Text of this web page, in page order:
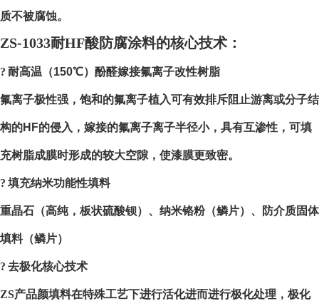
质不被腐蚀。
ZS-1033耐HF酸防腐涂料的核心技术：
? 耐高温（150℃）酚醛嫁接氟离子改性树脂
氟离子极性强，饱和的氟离子植入可有效排斥阻止游离或分子结
构的HF的侵入，嫁接的氟离子离子半径小，具有互渗性，可填
充树脂成膜时形成的较大空隙，使漆膜更致密。
? 填充纳米功能性填料
重晶石（高纯，板状硫酸钡）、纳米铬粉（鳞片）、防介质固体
填料（鳞片）
? 去极化核心技术
ZS产品颜填料在特殊工艺下进行活化进而进行极化处理，极化